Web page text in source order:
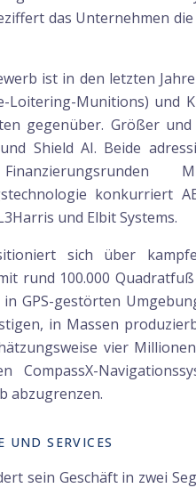
das Unternehmen
ist in den letzten
Loitering-Munitions) und
gegenüber. Größer
Shield AI. Beide
konkurriert
und Elbit Systems.
sich über
rund 100.000
GPS-gestörten
in Massen
vier
CompassX-
abzugrenzen.
UND SERVICES
sein Geschäft in zwei